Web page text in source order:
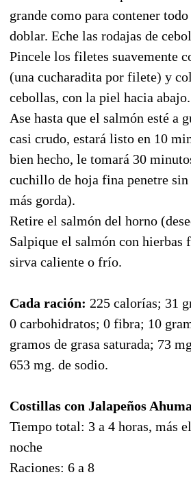
grande como para contener
doblar. Eche las rodajas de
Pincele los filetes suavemente
(una cucharadita por filete) y
cebollas, con la piel hacia abajo.
Ase hasta que el salmón esté a
casi crudo, estará listo en 10
bien hecho, le tomará 30
cuchillo de hoja fina penetre
más gorda).
Retire el salmón del horno
Salpique el salmón con hierbas
sirva caliente o frío.
Cada ración: 225 calorías; 31
0 carbohidratos; 0 fibra; 10
gramos de grasa saturada; 73
653 mg. de sodio.
Costillas con Jalapeños
Tiempo total: 3 a 4 horas, más
noche
Raciones: 6 a 8